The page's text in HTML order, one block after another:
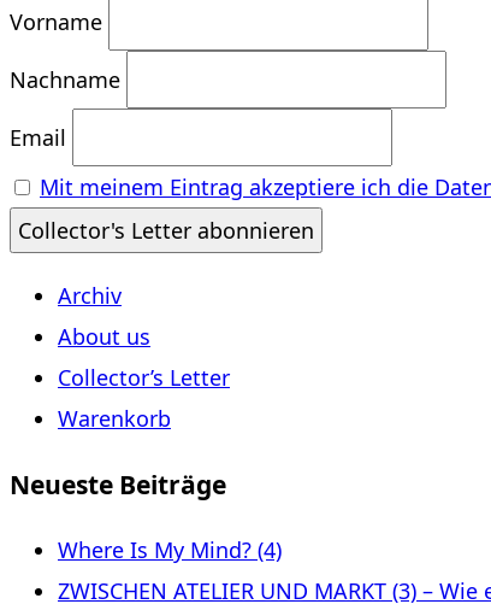
Vorname
Nachname
Email
Mit meinem Eintrag akzeptiere ich die
Archiv
About us
Collector’s Letter
Warenkorb
Neueste Beiträge
Where Is My Mind? (4)
ZWISCHEN ATELIER UND MARKT (3) –